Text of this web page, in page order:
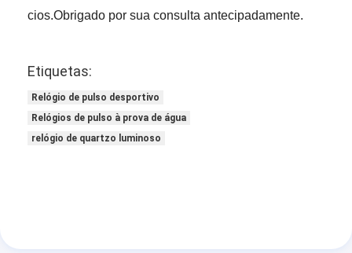
cios.Obrigado por sua consulta antecipadamente.
Etiquetas:
Relógio de pulso desportivo
Relógios de pulso à prova de água
relógio de quartzo luminoso